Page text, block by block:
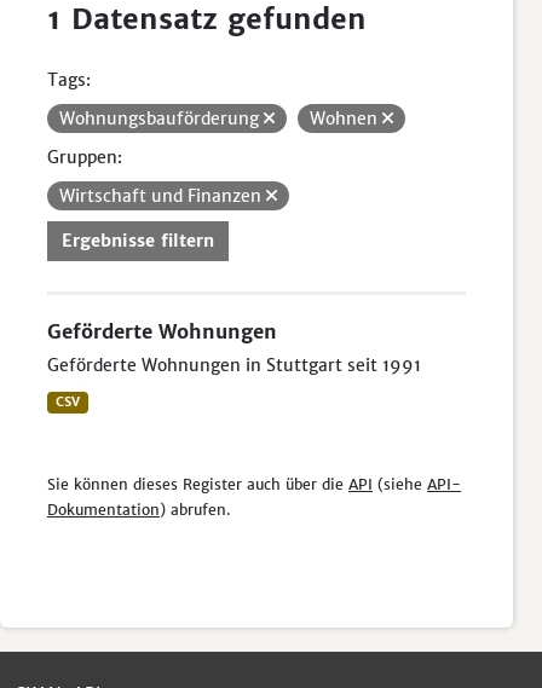
1 Datensatz gefunden
Tags:
Wohnungsbauförderung
Wohnen
Gruppen:
Wirtschaft und Finanzen
Ergebnisse filtern
Geförderte Wohnungen
Geförderte Wohnungen in Stuttgart seit 1991
CSV
Sie können dieses Register auch über die API (siehe API-
Dokumentation) abrufen.